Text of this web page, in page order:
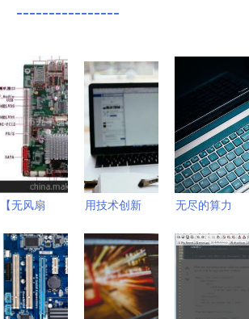
----------------
【无风扇
D525 双核
工控主板
一体机主板
用技术创新
UCL计算机
科学硕士的
使命与路径
无尽的算力
碾压人类算
术能力于亿